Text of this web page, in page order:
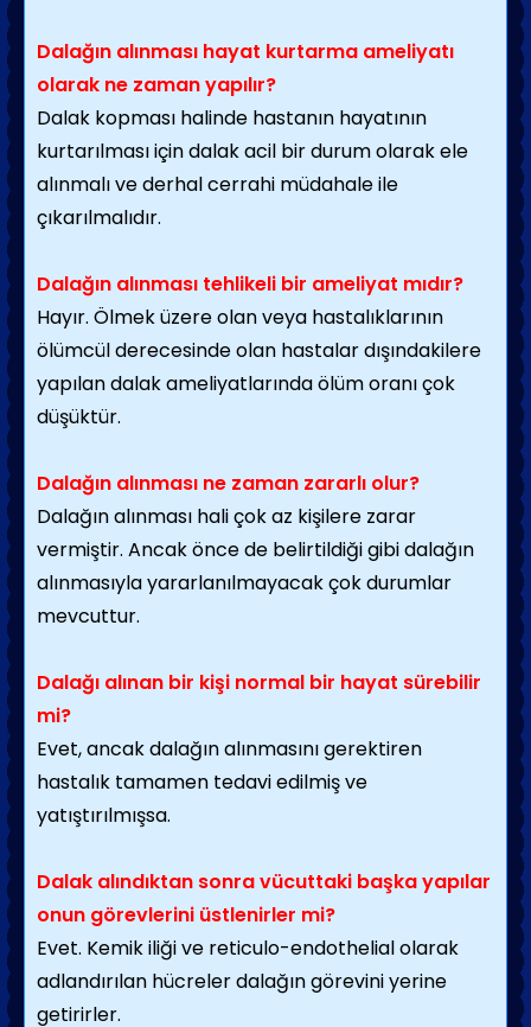
Dalağın alınması hayat kurtarma ameliyatı
olarak ne zaman yapılır?
Dalak kopması halinde hastanın hayatının
kurtarılması için dalak acil bir durum olarak ele
alınmalı ve derhal cerrahi müdahale ile
çıkarılmalıdır.
Dalağın alınması tehlikeli bir ameliyat mıdır?
Hayır. Ölmek üzere olan veya hastalıklarının
ölümcül derecesinde olan hastalar dışındakilere
yapılan dalak ameliyatlarında ölüm oranı çok
düşüktür.
Dalağın alınması ne zaman zararlı olur?
Dalağın alınması hali çok az kişilere zarar
vermiştir. Ancak önce de belirtildiği gibi dalağın
alınmasıyla yararlanılmayacak çok durumlar
mevcuttur.
Dalağı alınan bir kişi normal bir hayat sürebilir
mi?
Evet, ancak dalağın alınmasını gerektiren
hastalık tamamen tedavi edilmiş ve
yatıştırılmışsa.
Dalak alındıktan sonra vücuttaki başka yapılar
onun görevlerini üstlenirler mi?
Evet. Kemik iliği ve reticulo-endothelial olarak
adlandırılan hücreler dalağın görevini yerine
getirirler.